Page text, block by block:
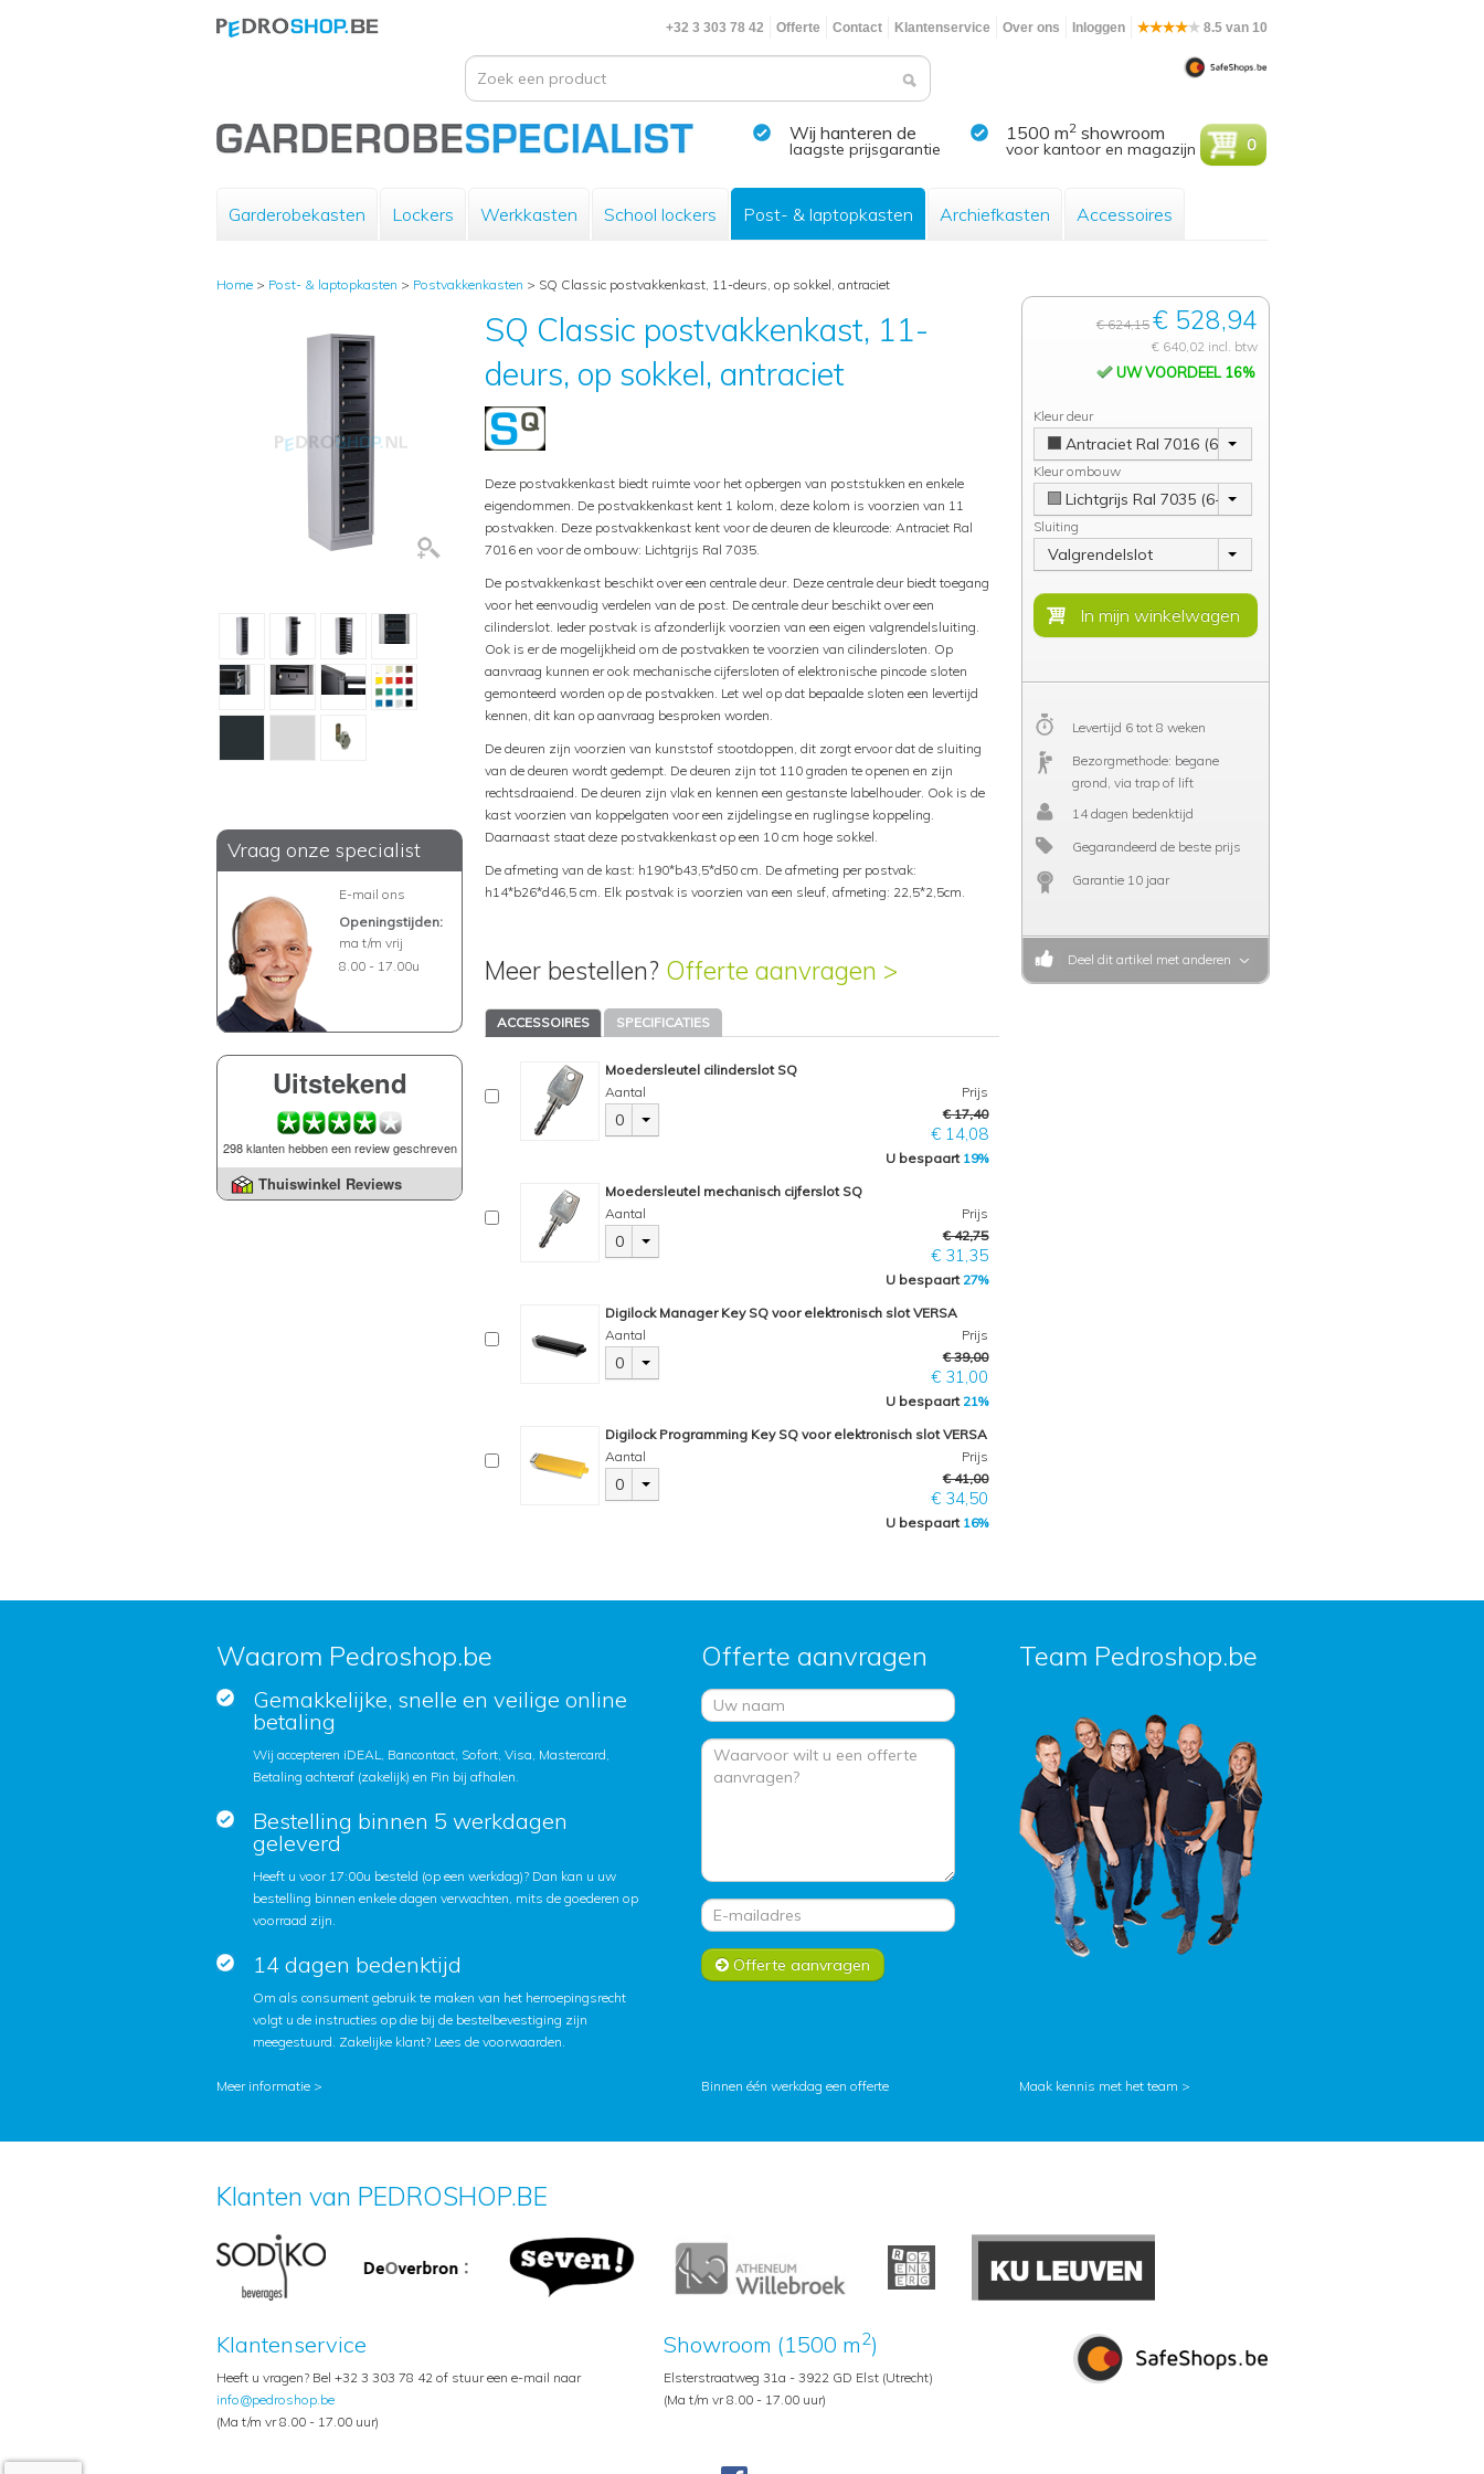
+32 3 303 78 42 Offerte Contact Klantenservice Over ons Inloggen 8.5 van 10
Wij hanteren de
laagste prijsgarantie
1500 m2 showroom
voor kantoor en magazijn 0
Garderobekasten Lockers Werkkasten School lockers Post- & laptopkasten Archiefkasten Accessoires
Home > Post- & laptopkasten > Postvakkenkasten > SQ Classic postvakkenkast, 11-deurs, op sokkel, antraciet
Vraag onze specialist
E-mail ons
Openingstijden:
ma t/m vrij
8.00 - 17.00u
Uitstekend
298 klanten hebben een review geschreven
Thuiswinkel Reviews
SQ Classic postvakkenkast, 11-
deurs, op sokkel, antraciet
Deze postvakkenkast biedt ruimte voor het opbergen van poststukken en enkele
eigendommen. De postvakkenkast kent 1 kolom, deze kolom is voorzien van 11
postvakken. Deze postvakkenkast kent voor de deuren de kleurcode: Antraciet Ral
7016 en voor de ombouw: Lichtgrijs Ral 7035.
De postvakkenkast beschikt over een centrale deur. Deze centrale deur biedt toegang
voor het eenvoudig verdelen van de post. De centrale deur beschikt over een
cilinderslot. Ieder postvak is afzonderlijk voorzien van een eigen valgrendelsluiting.
Ook is er de mogelijkheid om de postvakken te voorzien van cilindersloten. Op
aanvraag kunnen er ook mechanische cijfersloten of elektronische pincode sloten
gemonteerd worden op de postvakken. Let wel op dat bepaalde sloten een levertijd
kennen, dit kan op aanvraag besproken worden.
De deuren zijn voorzien van kunststof stootdoppen, dit zorgt ervoor dat de sluiting
van de deuren wordt gedempt. De deuren zijn tot 110 graden te openen en zijn
rechtsdraaiend. De deuren zijn vlak en kennen een gestanste labelhouder. Ook is de
kast voorzien van koppelgaten voor een zijdelingse en ruglingse koppeling.
Daarnaast staat deze postvakkenkast op een 10 cm hoge sokkel.
De afmeting van de kast: h190*b43,5*d50 cm. De afmeting per postvak:
h14*b26*d46,5 cm. Elk postvak is voorzien van een sleuf, afmeting: 22,5*2,5cm.
Meer bestellen? Offerte aanvragen >
ACCESSOIRES SPECIFICATIES
Moedersleutel cilinderslot SQ
Aantal
0
Prijs
€ 17,40
€ 14,08
U bespaart 19%
Moedersleutel mechanisch cijferslot SQ
Aantal
0
Prijs
€ 42,75
€ 31,35
U bespaart 27%
Digilock Manager Key SQ voor elektronisch slot VERSA
Aantal
0
Prijs
€ 39,00
€ 31,00
U bespaart 21%
Digilock Programming Key SQ voor elektronisch slot VERSA
Aantal
0
Prijs
€ 41,00
€ 34,50
U bespaart 16%
€ 624,15 € 528,94
€ 640,02 incl. btw
UW VOORDEEL 16%
Kleur deur
Antraciet Ral 7016 (6-8 weken)
Kleur ombouw
Lichtgrijs Ral 7035 (6-8 weken)
Sluiting
Valgrendelslot
Levertijd 6 tot 8 weken
Bezorgmethode: begane
grond, via trap of lift
14 dagen bedenktijd
Gegarandeerd de beste prijs
Garantie 10 jaar
Deel dit artikel met anderen
Waarom Pedroshop.be
Gemakkelijke, snelle en veilige online
betaling
Wij accepteren iDEAL, Bancontact, Sofort, Visa, Mastercard,
Betaling achteraf (zakelijk) en Pin bij afhalen.
Bestelling binnen 5 werkdagen
geleverd
Heeft u voor 17:00u besteld (op een werkdag)? Dan kan u uw
bestelling binnen enkele dagen verwachten, mits de goederen op
voorraad zijn.
14 dagen bedenktijd
Om als consument gebruik te maken van het herroepingsrecht
volgt u de instructies op die bij de bestelbevestiging zijn
meegestuurd. Zakelijke klant? Lees de voorwaarden.
Offerte aanvragen
Offerte aanvragen
Team Pedroshop.be
Meer informatie > Binnen één werkdag een offerte Maak kennis met het team >
Klanten van PEDROSHOP.BE
Klantenservice
Heeft u vragen? Bel +32 3 303 78 42 of stuur een e-mail naar
info@pedroshop.be
(Ma t/m vr 8.00 - 17.00 uur)
Showroom (1500 m2)
Elsterstraatweg 31a - 3922 GD Elst (Utrecht)
(Ma t/m vr 8.00 - 17.00 uur)